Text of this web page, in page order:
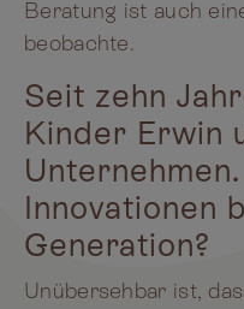
Beratung ist auch
beobachte.
Seit zehn
Kinder Erwin
Innovationen
Generation?
Unübersehbar ist,